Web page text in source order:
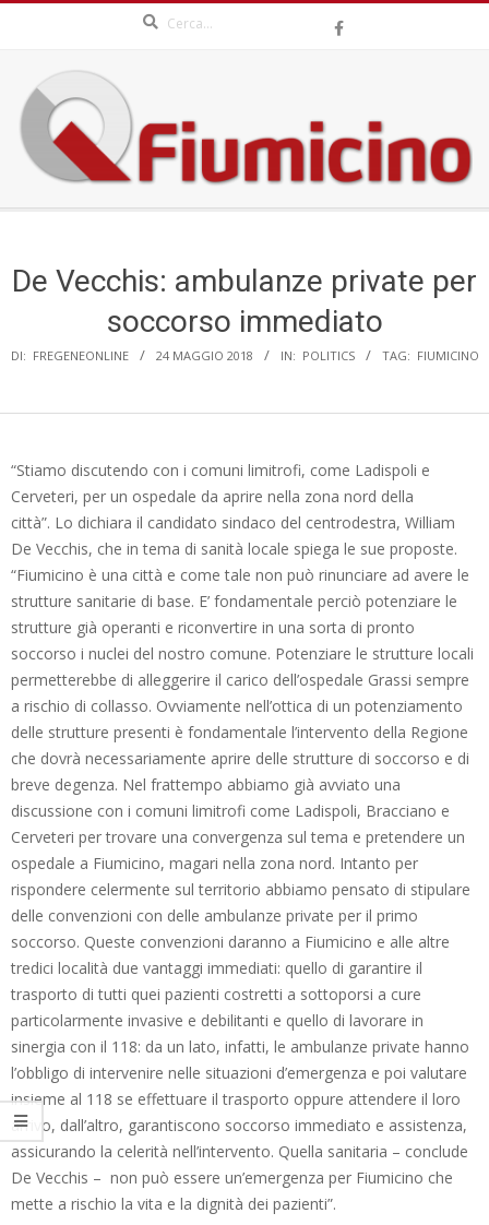
content
QFIUMICINO.COM
Menu
De Vecchis: ambulanze private per
soccorso immediato
DI: FREGENEONLINE 24 MAGGIO 2018 IN: POLITICS TAG: FIUMICINO
“Stiamo discutendo con i comuni limitrofi, come Ladispoli e
Cerveteri, per un ospedale da aprire nella zona nord della
città”. Lo dichiara il candidato sindaco del centrodestra, William
De Vecchis, che in tema di sanità locale spiega le sue proposte.
“Fiumicino è una città e come tale non può rinunciare ad avere le
strutture sanitarie di base. E’ fondamentale perciò potenziare le
strutture già operanti e riconvertire in una sorta di pronto
soccorso i nuclei del nostro comune. Potenziare le strutture locali
permetterebbe di alleggerire il carico dell’ospedale Grassi sempre
a rischio di collasso. Ovviamente nell’ottica di un potenziamento
delle strutture presenti è fondamentale l’intervento della Regione
che dovrà necessariamente aprire delle strutture di soccorso e di
breve degenza. Nel frattempo abbiamo già avviato una
discussione con i comuni limitrofi come Ladispoli, Bracciano e
Cerveteri per trovare una convergenza sul tema e pretendere un
ospedale a Fiumicino, magari nella zona nord. Intanto per
rispondere celermente sul territorio abbiamo pensato di stipulare
delle convenzioni con delle ambulanze private per il primo
soccorso. Queste convenzioni daranno a Fiumicino e alle altre
tredici località due vantaggi immediati: quello di garantire il
trasporto di tutti quei pazienti costretti a sottoporsi a cure
particolarmente invasive e debilitanti e quello di lavorare in
sinergia con il 118: da un lato, infatti, le ambulanze private hanno
l’obbligo di intervenire nelle situazioni d’emergenza e poi valutare
insieme al 118 se effettuare il trasporto oppure attendere il loro
arrivo, dall’altro, garantiscono soccorso immediato e assistenza,
assicurando la celerità nell’intervento. Quella sanitaria – conclude
De Vecchis – non può essere un’emergenza per Fiumicino che
mette a rischio la vita e la dignità dei pazienti”.